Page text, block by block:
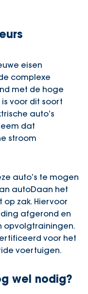
eisen
complexe
met de hoge
voor dit soort
auto’s
dat
stroom
auto’s te mogen
autoDaan het
zak. Hiervoor
afgerond en
opvolgtrainingen.
voor het
voertuigen.
wel nodig?